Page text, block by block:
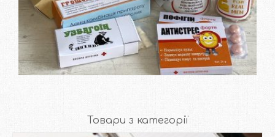
Дізнатися вартість та
замовити
Товари з категорії